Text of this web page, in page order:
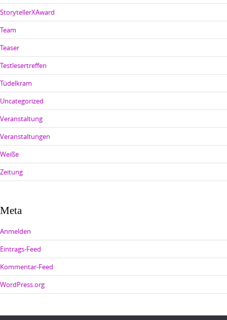
StorytellerXAward
Team
Teaser
Testlesertreffen
Tüdelkram
Uncategorized
Veranstaltung
Veranstaltungen
Weiße
Zeitung
Meta
Anmelden
Eintrags-Feed
Kommentar-Feed
WordPress.org